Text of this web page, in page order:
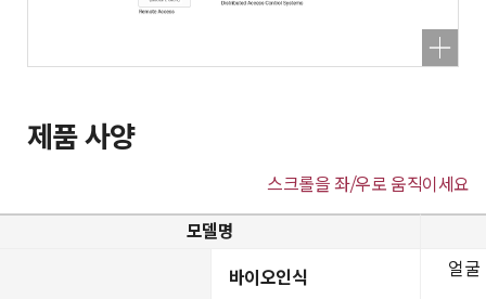
제품 사양
스크롤을 좌/우로 움직이세요
모델명
바이오인식 얼굴